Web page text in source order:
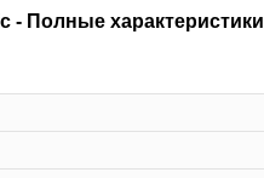
- Полные характеристики